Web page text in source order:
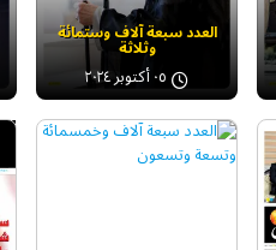
العدد سبعة آلاف وستمائة
وثلاثة
٠٥ أكتوبر ٢٠٢٤